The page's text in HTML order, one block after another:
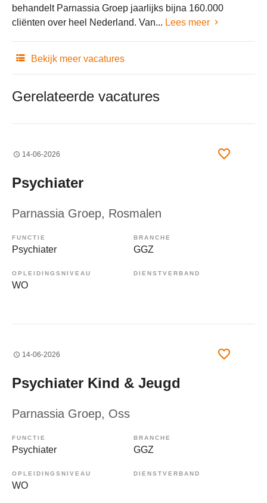
behandelt Parnassia Groep jaarlijks bijna 160.000
cliënten over heel Nederland. Van... Lees meer
Bekijk meer vacatures
Gerelateerde vacatures
14-06-2026
Psychiater
Parnassia Groep, Rosmalen
FUNCTIE
Psychiater
BRANCHE
GGZ
OPLEIDINGSNIVEAU
WO
DIENSTVERBAND
14-06-2026
Psychiater Kind & Jeugd
Parnassia Groep, Oss
FUNCTIE
Psychiater
BRANCHE
GGZ
OPLEIDINGSNIVEAU
WO
DIENSTVERBAND